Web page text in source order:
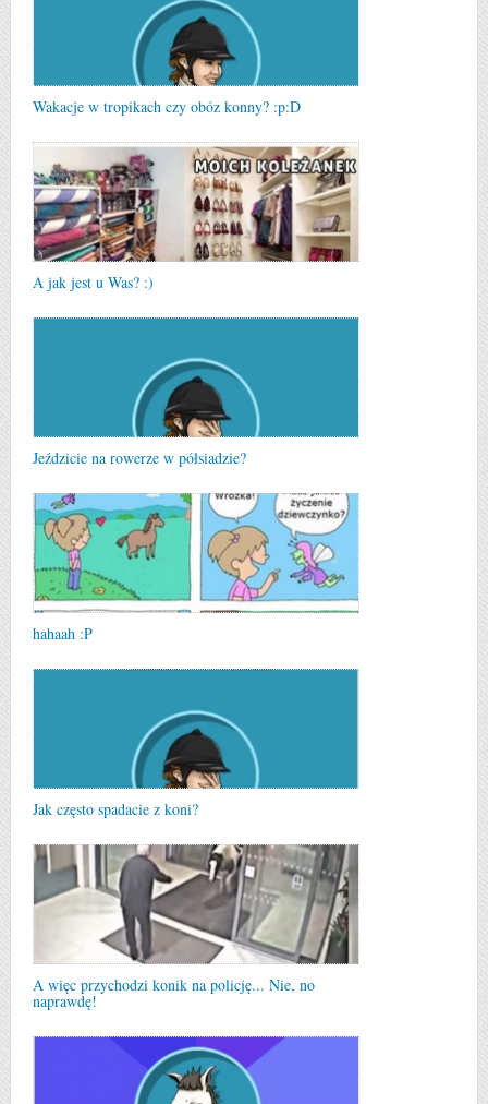
Wakacje w tropikach czy obóz konny? :p:D
A jak jest u Was? :)
Jeździcie na rowerze w półsiadzie?
hahaah :P
Jak często spadacie z koni?
A więc przychodzi konik na policję... Nie, no
naprawdę!